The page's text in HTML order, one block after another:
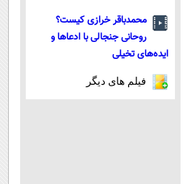
محمدباقر خرازی کیست؟
روحانی جنجالی با ادعاها و
ایده‌های تخیلی
فیلم های دیگر